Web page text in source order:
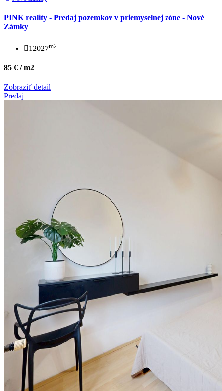
PINK reality - Predaj pozemkov v priemyselnej zóne - Nové
Zámky
12027m2
85 € / m2
Zobraziť detail
Predaj